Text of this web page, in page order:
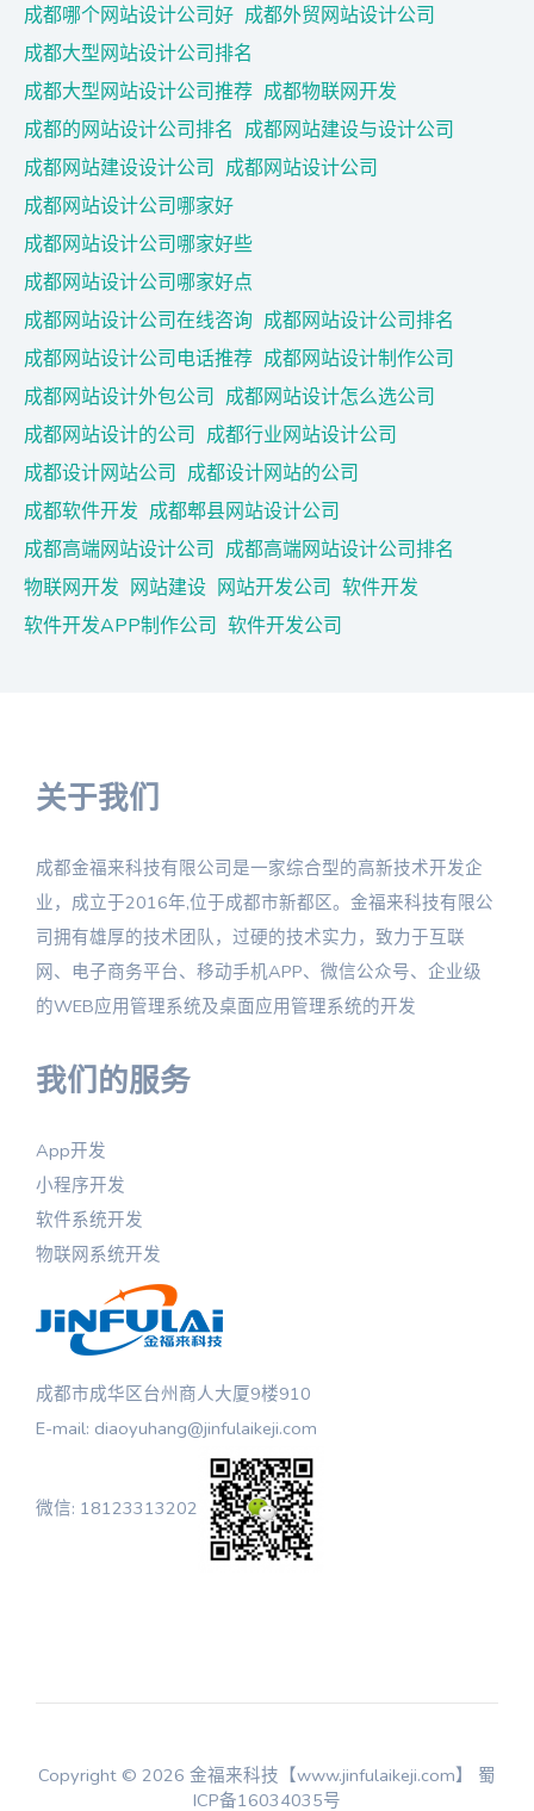
成都哪个网站设计公司好 成都外贸网站设计公司
成都大型网站设计公司排名
成都大型网站设计公司推荐 成都物联网开发
成都的网站设计公司排名 成都网站建设与设计公司
成都网站建设设计公司 成都网站设计公司
成都网站设计公司哪家好
成都网站设计公司哪家好些
成都网站设计公司哪家好点
成都网站设计公司在线咨询 成都网站设计公司排名
成都网站设计公司电话推荐 成都网站设计制作公司
成都网站设计外包公司 成都网站设计怎么选公司
成都网站设计的公司 成都行业网站设计公司
成都设计网站公司 成都设计网站的公司
成都软件开发 成都郫县网站设计公司
成都高端网站设计公司 成都高端网站设计公司排名
物联网开发 网站建设 网站开发公司 软件开发
软件开发APP制作公司 软件开发公司
关于我们
成都金福来科技有限公司是一家综合型的高新技术开发企
业，成立于2016年,位于成都市新都区。金福来科技有限公
司拥有雄厚的技术团队，过硬的技术实力，致力于互联
网、电子商务平台、移动手机APP、微信公众号、企业级
的WEB应用管理系统及桌面应用管理系统的开发
我们的服务
App开发
小程序开发
软件系统开发
物联网系统开发
成都市成华区台州商人大厦9楼910
E-mail: diaoyuhang@jinfulaikeji.com
微信: 18123313202
Copyright © 2026 金福来科技【www.jinfulaikeji.com】 蜀
ICP备16034035号